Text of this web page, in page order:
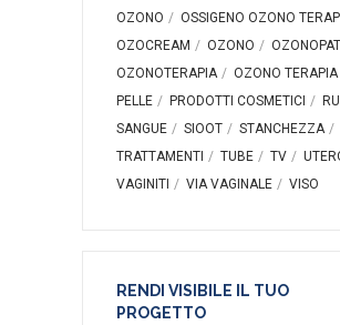
OZONO
OSSIGENO OZONO
OZOCREAM
OZONO
OZONOTERAPIA
OZONO TERAPIA
PELLE
PRODOTTI COSMETICI
SANGUE
SIOOT
STANCHEZZA
TRATTAMENTI
TUBE TV
VAGINITI
VIA VAGINALE VISO
RENDI VISIBILE IL TUO
PROGETTO